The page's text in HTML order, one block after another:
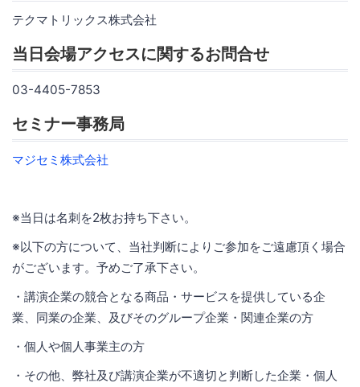
テクマトリックス株式会社‎
当日会場アクセスに関するお問合せ
03-4405-7853
セミナー事務局
マジセミ株式会社
※当日は名刺を2枚お持ち下さい。
※以下の方について、当社判断によりご参加をご遠慮頂く場合
がございます。予めご了承下さい。
・講演企業の競合となる商品・サービスを提供している企
業、同業の企業、及びそのグループ企業・関連企業の方
・個人や個人事業主の方
・その他、弊社及び講演企業が不適切と判断した企業・個人